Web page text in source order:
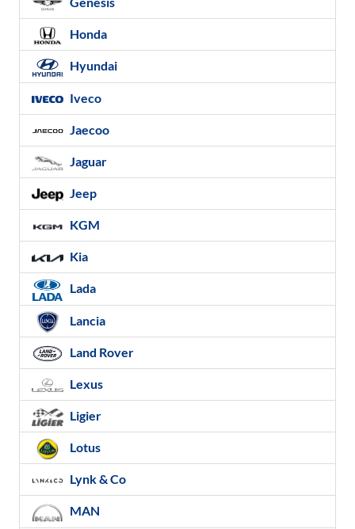
Honda
Hyundai
Iveco
Jaecoo
Jaguar
Jeep
KGM
Kia
Lada
Lancia
Land Rover
Lexus
Ligier
Lotus
Lynk & Co
MAN